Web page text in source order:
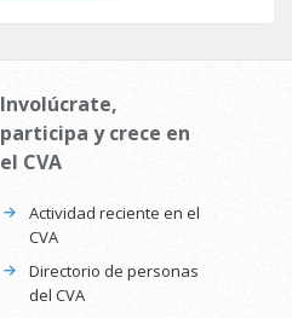
Involúcrate,
participa y crece en
el CVA
Actividad reciente en el
CVA
Directorio de personas
del CVA